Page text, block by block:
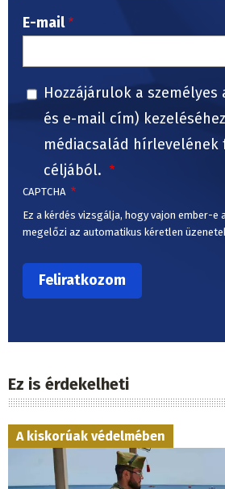
E-mail
Hozzájárulok a személyes
és e-mail cím)
médiacsalád hírlevelének
céljából.
CAPTCHA
Ez a kérdés vizsgálja, hogy vajon ember-
megelőzi az automatikus kéretlen
Ez is érdekelheti
A kiskorúak védelmében